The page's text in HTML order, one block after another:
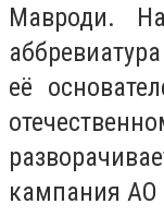
Мавроди.
её
кампания